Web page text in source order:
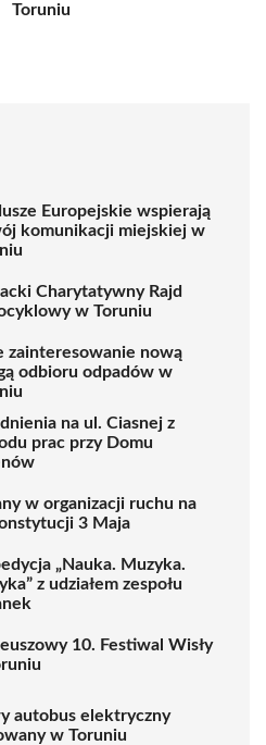
Toruniu
Europejskie wspierają
komunikacji miejskiej w
Charytatywny Rajd
w Toruniu
zainteresowanie nową
odbioru odpadów w
na ul. Ciasnej z
prac przy Domu
w organizacji ruchu na
3 Maja
„Nauka. Muzyka.
z udziałem zespołu
10. Festiwal Wisły
autobus elektryczny
w Toruniu